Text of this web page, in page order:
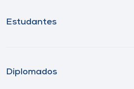
Estudantes
Diplomados